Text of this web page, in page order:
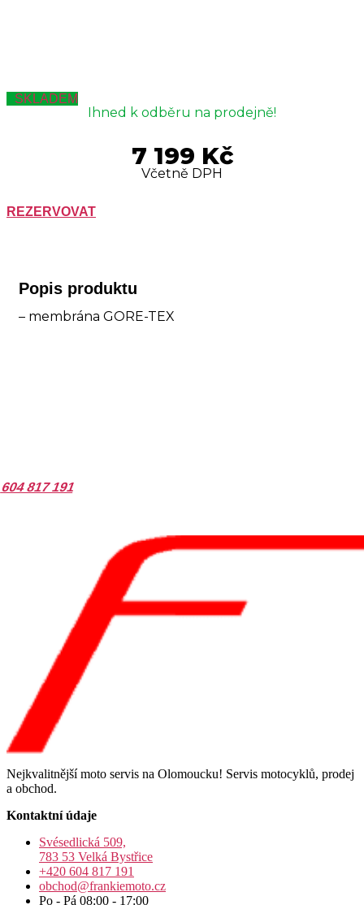
SKLADEM
Ihned k odběru na prodejně!
7 199 Kč
Včetně DPH
REZERVOVAT
Popis produktu
– membrána GORE-TEX
604 817 191
Nejkvalitnější moto servis na Olomoucku! Servis motocyklů, prodej
a obchod.
Kontaktní údaje
Svésedlická 509,
783 53 Velká Bystřice
+420 604 817 191
obchod@frankiemoto.cz
Po - Pá 08:00 - 17:00